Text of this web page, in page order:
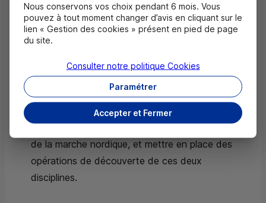
L’Avenir Sportif Club Saint-Martin (île de Saint-
Martin) entend, pour sa part, lutter contre
davantage de compétitions.
L’AL Bouguenais (Loire-Atlantique) profitera,
notamment, de sa dotation pour former deux
athlètes bénévoles à l’encadrement du running et
de la marche nordique, et mettre en place des
opérations de découverte de ces deux
disciplines.
Nous conservons vos choix pendant 6 mois. Vous
pouvez à tout moment changer d’avis en cliquant sur le
lien « Gestion des cookies » présent en pied de page
du site.
Accepter et Fermer
Paramétrer
Consulter notre politique Cookies